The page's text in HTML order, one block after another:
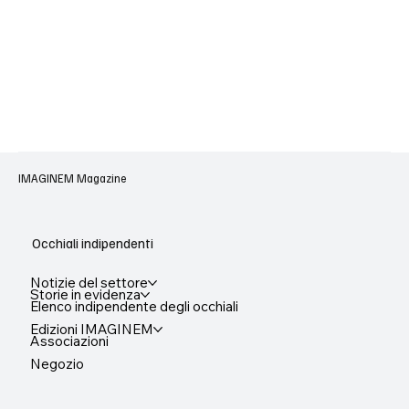
IMAGINEM Magazine
Occhiali indipendenti
Notizie del settore
Storie in evidenza
Elenco indipendente degli occhiali
Edizioni IMAGINEM
Associazioni
Negozio